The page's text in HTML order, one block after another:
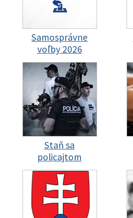
Samosprávne
voľby 2026
Staň sa
policajtom